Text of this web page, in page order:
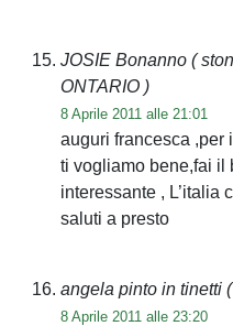
JOSIE Bonanno (
ONTARIO )
8 Aprile 2011 alle 21:01
auguri francesca ,per
ti vogliamo bene,fai il
interessante , L’italia
saluti a presto
angela pinto in tinetti
8 Aprile 2011 alle 23:20